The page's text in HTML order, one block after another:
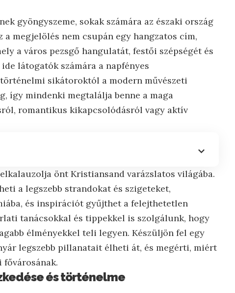
gyöngyszeme, sokak számára az északi ország
megjelölés nem csupán egy hangzatos cím,
a város pezsgő hangulatát, festői szépségét és
látogatók számára a napfényes
sikátoroktól a modern művészeti
így mindenki megtalálja benne a maga
romantikus kikapcsolódásról vagy aktív
önt Kristiansand varázslatos világába.
a legszebb strandokat és szigeteket,
és inspirációt gyűjthet a felejthetetlen
tanácsokkal és tippekkel is szolgálunk, hogy
élményekkel teli legyen. Készüljön fel egy
legszebb pillanatait élheti át, és megérti, miért
és történelme